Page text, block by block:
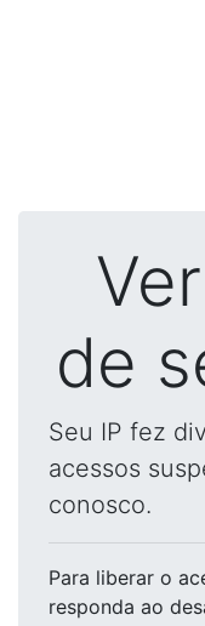
de
Seu IP fez
acessos
conosco.
Para liberar o
responda ao